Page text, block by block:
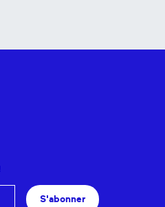
S'abonner